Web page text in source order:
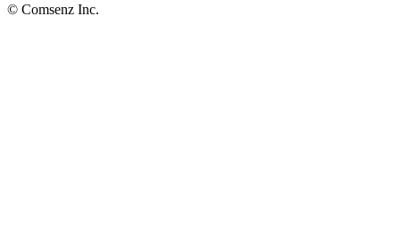
© Comsenz Inc.